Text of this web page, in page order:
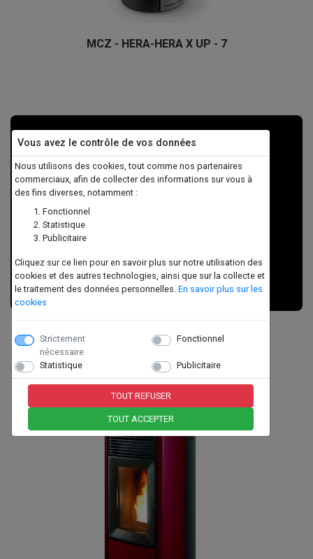
Vous avez le contrôle de vos données
Nous utilisons des cookies, tout comme nos partenaires
commerciaux, afin de collecter des informations sur vous à
des fins diverses, notamment :
Fonctionnel
Statistique
Publicitaire
Cliquez sur ce lien pour en savoir plus sur notre utilisation des
cookies et des autres technologies, ainsi que sur la collecte et
le traitement des données personnelles. En savoir plus sur les
cookies
Strictement
nécessaire
Fonctionnel
Statistique Publicitaire
TOUT REFUSER
TOUT ACCEPTER
MCZ - HERA-HERA X UP - 7
MCZ - MAKO - 8